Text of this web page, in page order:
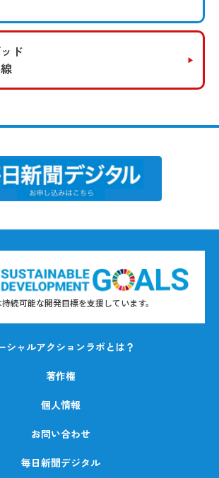
ド
続可能な開発目標を支援しています。
シャルアクションラボとは？
著作権
個人情報
お問い合わせ
毎日新聞デジタル